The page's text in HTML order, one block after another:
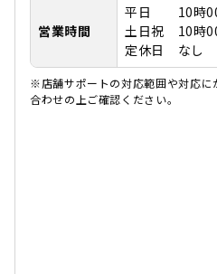
営業時間
平日 10時00
土日祝 10時
定休日 なし
※店舗サポートの対応範囲や対応に
合わせの上ご確認ください。